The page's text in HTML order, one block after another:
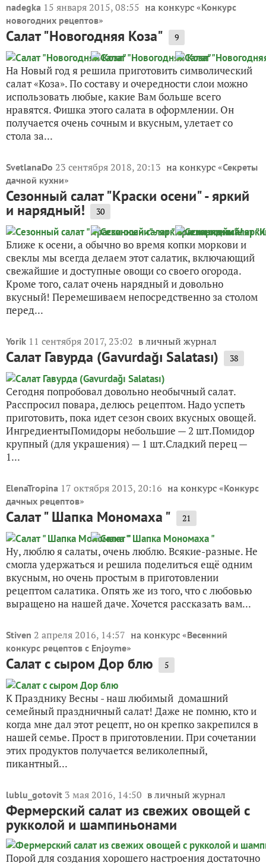
nadegka 15 января 2015, 08:55 на конкурс «Конкурс
новогодних рецептов»
Салат "Новогодняя Коза" 9
На Новый год я решила приготовить символический
салат «Коза». По составу и очередности слои можно
использовать любые, какие Вам больше всего
нравятся. Фишка этого салата в оформлении. Он
получается очень сочным и вкусным, улетает со
стола за...
SvetlanaDo 23 сентября 2018, 20:13 на конкурс «Секреты
дачной кухни»
Сезонный салат "Краски осени" - яркий
и нарядный! 30
Ближе к осени, а обычно во время копки моркови и
свеклы мы всегда делаем этот салатик, включающий
свежайшие и доступные овощи со своего огорода.
Кроме того, салат очень нарядный и довольно
вкусный! Перемешиваем непосредственно за столом
перед...
Yorik 11 сентября 2017, 23:02 в личный журнал
Салат Гавурда (Gavurdağı Salatası) 38
Сегодня попробовал довольно необычный салат.
Расспросил повара, делюсь рецептом. Надо успеть
приготовить, пока идет сезон своих вкусных овощей.
ИнгредиентыПомидоры небольшие — 2 шт.Помидор
крупный (для украшения) — 1 шт.Сладкий перец —
1...
ElenaTropina 17 октября 2013, 20:16 на конкурс «Конкурс
дачных рецептов»
Салат " Шапка Мономаха " 21
Ну, люблю я салаты, очень люблю. Всякие-разные. Не
смогла удержаться и решила поделиться ещё одним
вкусным, но очень простым в приготовлении
рецептом салатика. Опять же из того, что с любовью
выращено на нашей даче. Хочется рассказать вам...
Stiven 2 апреля 2016, 14:57 на конкурс «Весенний
конкурс рецептов с Enjoyme»
Салат с сыром Дор блю 5
К Празднику Весны - наш любимый домашний
семейный праздничный салат! Даже не помню, кто и
когда мне дал этот рецепт, но он крепко закрепился в
нашей семье. Прост в приготовлении. При сочетании
этих продуктов получается великолепный,
пикантный...
lublu_gotovit 3 мая 2016, 14:50 в личный журнал
Фермерский салат из свежих овощей с
рукколой и шампиньонами
Порой для создания хорошего настроения достаточно